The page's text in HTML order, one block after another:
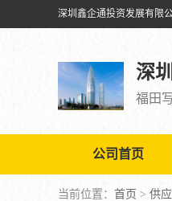
深
公司首页
当前位置： 首页 > 供